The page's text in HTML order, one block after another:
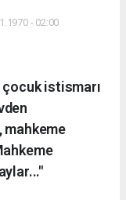
- 02:00
istismarı
mahkeme